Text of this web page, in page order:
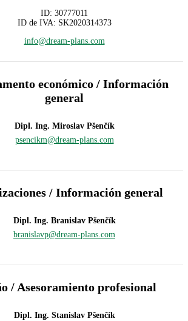
ID: 30777011
ID de IVA: SK2020314373
info@dream-plans.com
económico / Información
general
Dipl. Ing. Miroslav Pšenčík
psencikm@dream-plans.com
/ Información general
Dipl. Ing. Branislav Pšenčík
branislavp@dream-plans.com
/ Asesoramiento profesional
Dipl. Ing. Stanislav Pšenčík